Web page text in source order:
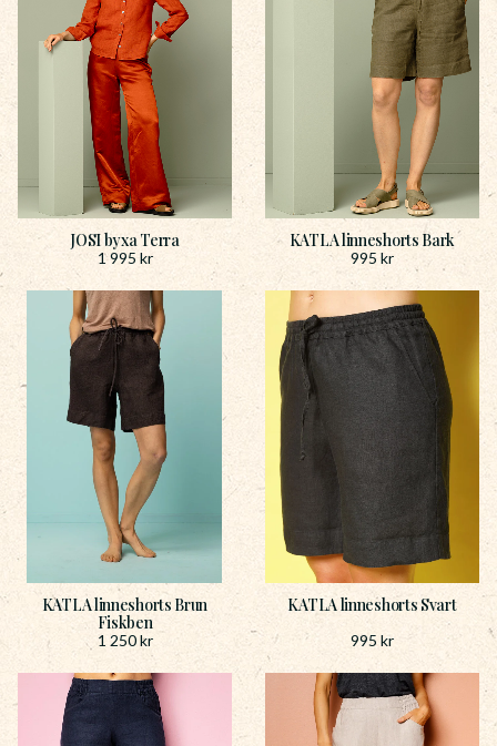
JOSI byxa Terra
1 995 kr
KATLA linneshorts Bark
995 kr
KATLA linneshorts Brun
Fiskben
1 250kr
KATLA linneshorts Svart
995 kr